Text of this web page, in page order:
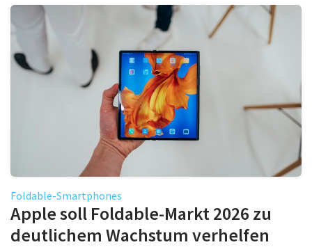
Foldable-Smartphones
Apple soll Foldable-Markt 2026 zu
deutlichem Wachstum verhelfen